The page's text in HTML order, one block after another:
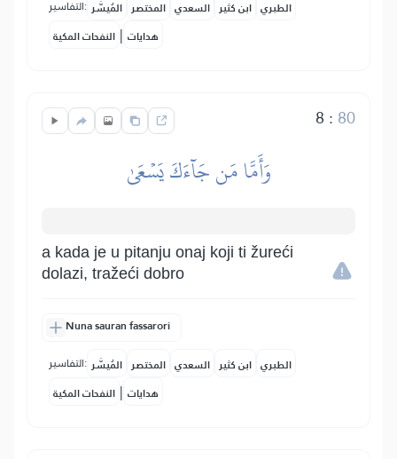
التفاسير: المُيسَّر المختصر السعدي ابن كثير الطبري
النفحات المكية | هدايات
8 : 80
وَأَمَّا مَن جَآءَكَ يَسۡعَىٰ
a kada je u pitanju onaj koji ti žureći
dolazi, tražeći dobro
Nuna sauran fassarori
التفاسير: المُيسَّر المختصر السعدي ابن كثير الطبري
النفحات المكية | هدايات